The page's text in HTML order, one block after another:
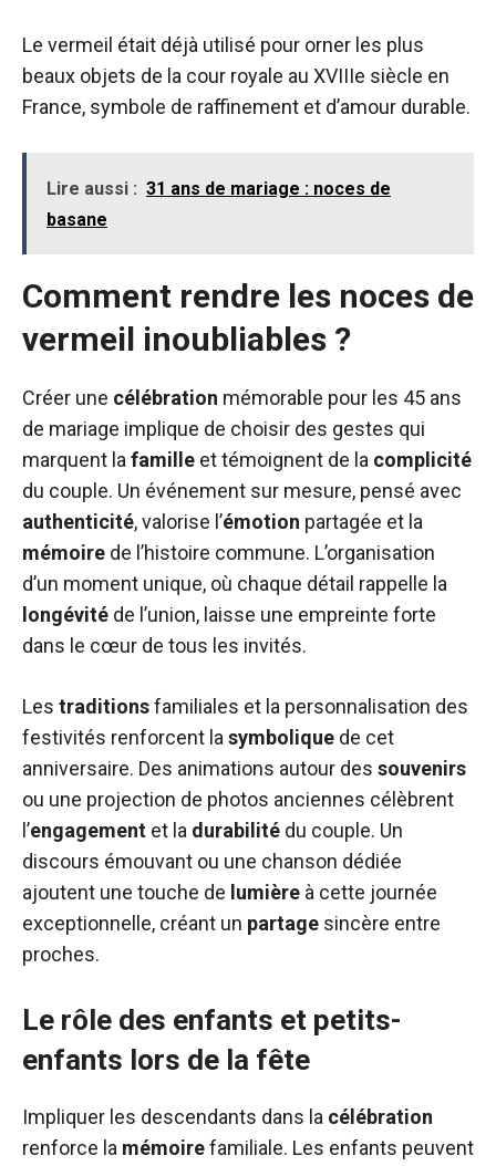
Le vermeil était déjà utilisé pour orner les plus
beaux objets de la cour royale au XVIIIe siècle en
France, symbole de raffinement et d’amour durable.
Lire aussi : 31 ans de mariage : noces de
basane
Comment rendre les noces de
vermeil inoubliables ?
Créer une célébration mémorable pour les 45 ans
de mariage implique de choisir des gestes qui
marquent la famille et témoignent de la complicité
du couple. Un événement sur mesure, pensé avec
authenticité, valorise l’émotion partagée et la
mémoire de l’histoire commune. L’organisation
d’un moment unique, où chaque détail rappelle la
longévité de l’union, laisse une empreinte forte
dans le cœur de tous les invités.
Les traditionsfamiliales et la personnalisation des
festivités renforcent la symbolique de cet
anniversaire. Des animations autour des souvenirs
ou une projection de photos anciennes célèbrent
l’engagement et la durabilité du couple. Un
discours émouvant ou une chanson dédiée
ajoutent une touche de lumière à cette journée
exceptionnelle, créant un partage sincère entre
proches.
Le rôle des enfants et petits-
enfants lors de la fête
Impliquer les descendants dans la célébration
renforce la mémoirefamiliale. Les enfants peuvent